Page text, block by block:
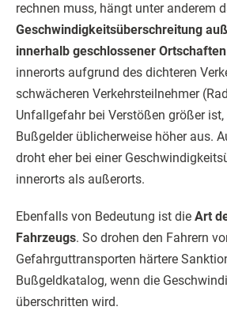
rechnen muss, hängt unter anderem
Geschwindigkeitsüberschreitung
innerhalb geschlossener Ortschaften
innerorts aufgrund des dichteren
schwächeren Verkehrsteilnehmer
Unfallgefahr bei Verstößen größer
Bußgelder üblicherweise höher aus.
droht eher bei einer
innerorts als außerorts.
Ebenfalls von Bedeutung ist die Art
Fahrzeugs. So drohen den Fahrern
Gefahrguttransporten härtere
Bußgeldkatalog, wenn die
überschritten wird.